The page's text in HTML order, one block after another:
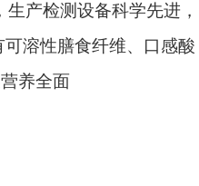
产检测设备科学先进，
溶性膳食纤维、口感酸
养全面